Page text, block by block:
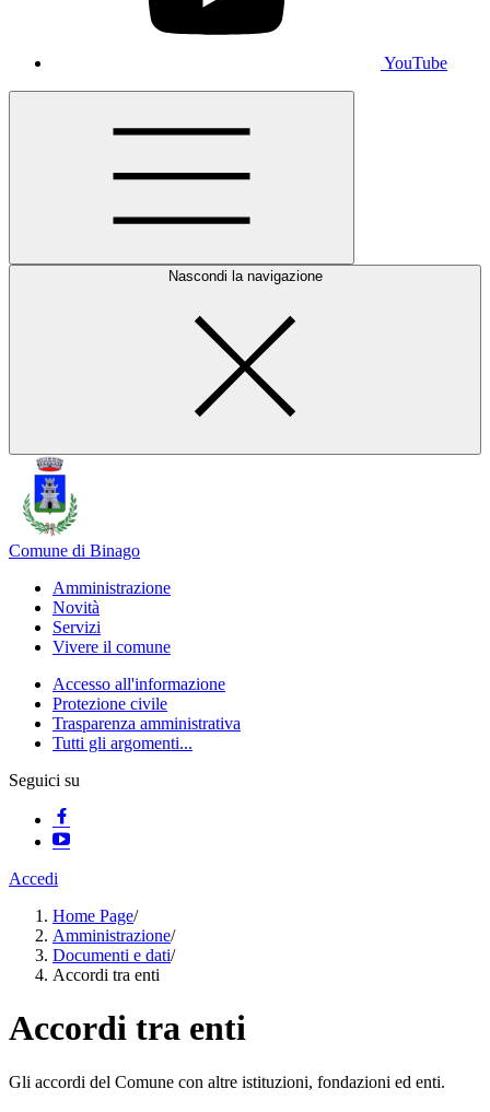
YouTube
Nascondi la navigazione
Comune di Binago
Amministrazione
Novità
Servizi
Vivere il comune
Accesso all'informazione
Protezione civile
Trasparenza amministrativa
Tutti gli argomenti...
Seguici su
Accedi
Home Page/
Amministrazione/
Documenti e dati/
Accordi tra enti
Accordi tra enti
Gli accordi del Comune con altre istituzioni, fondazioni ed enti.